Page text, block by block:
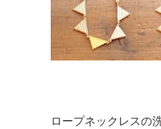
ロープネックレス